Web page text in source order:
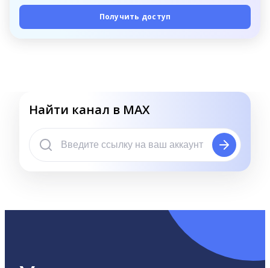
Получить доступ
Найти канал в MAX